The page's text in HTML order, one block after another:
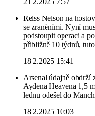
Reiss Nelson na
se zraněními. Nyní
podstoupit operaci a
přibližně 10 týdnů,
18.2.2025 15:41
Arsenal údajně obdrží
Aydena Heavena 1,5
lednu odešel do
18.2.2025 10:03